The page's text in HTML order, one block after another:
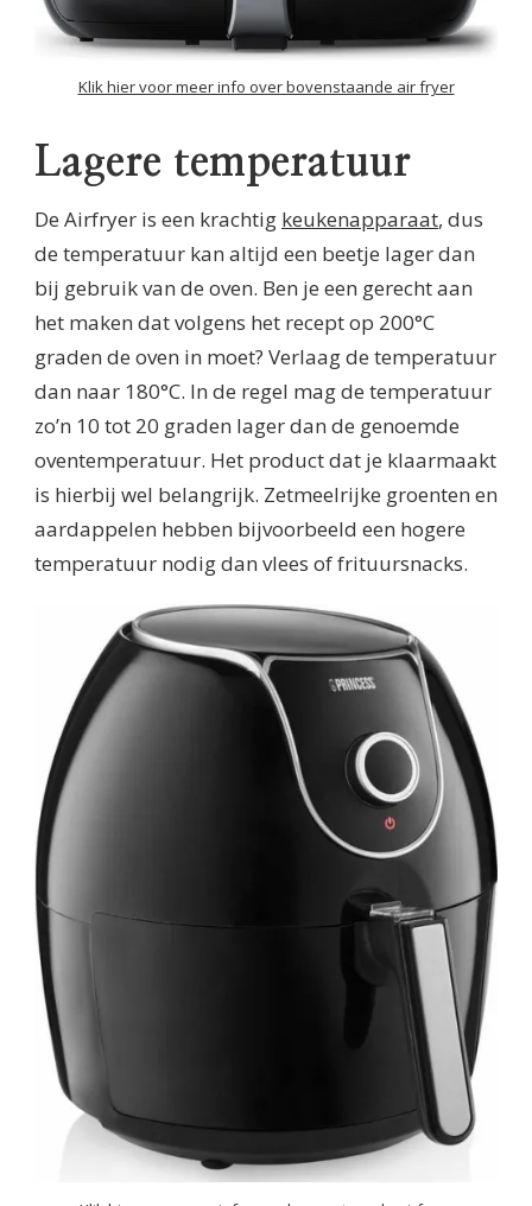
Klik hier voor meer info over bovenstaande air fryer
Lagere temperatuur
De Airfryer is een krachtig keukenapparaat, dus
de temperatuur kan altijd een beetje lager dan
bij gebruik van de oven. Ben je een gerecht aan
het maken dat volgens het recept op 200°C
graden de oven in moet? Verlaag de temperatuur
dan naar 180°C. In de regel mag de temperatuur
zo’n 10 tot 20 graden lager dan de genoemde
oventemperatuur. Het product dat je klaarmaakt
is hierbij wel belangrijk. Zetmeelrijke groenten en
aardappelen hebben bijvoorbeeld een hogere
temperatuur nodig dan vlees of frituursnacks.